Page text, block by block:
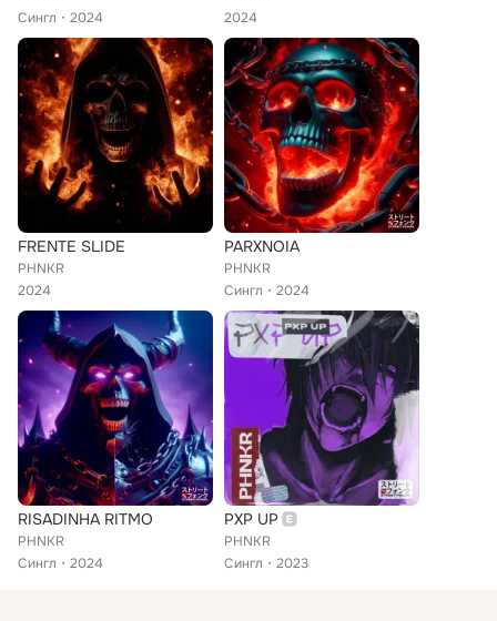
Сингл
2024
2024
FRENTE SLIDE
PHNKR
2024
PARXNOIA
PHNKR
Сингл
2024
RISADINHA RITMO
PHNKR
Сингл
2024
PXP UP
PHNKR
Сингл
2023